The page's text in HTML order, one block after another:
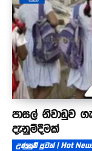
පාසල් නිවාඩුව
දැනුම්දීමක්
උණුසුම් පුවත් | Hot